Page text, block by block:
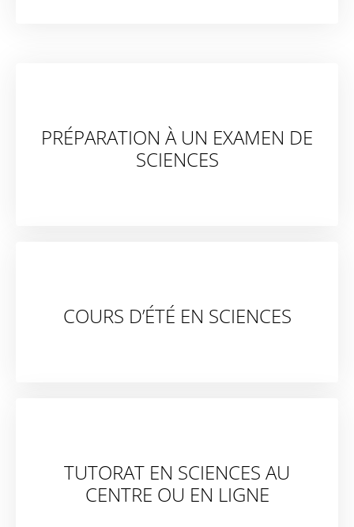
PRÉPARATION À UN EXAMEN DE
SCIENCES
COURS D’ÉTÉ EN SCIENCES
TUTORAT EN SCIENCES AU
CENTRE OU EN LIGNE